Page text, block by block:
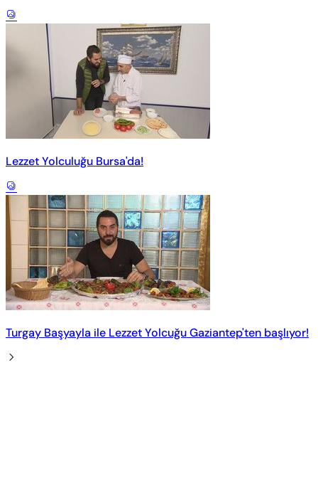
Lezzet Yolculuğu Bursa'da!
Turgay Başyayla ile Lezzet Yolcuğu Gaziantep'ten başlıyor!